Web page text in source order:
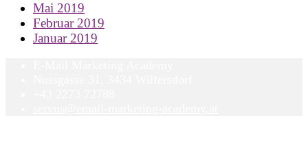
Mai 2019
Februar 2019
Januar 2019